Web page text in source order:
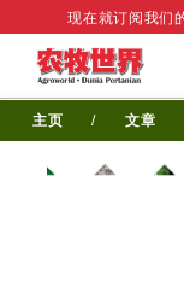
现在就订阅我们
主页 / 文章